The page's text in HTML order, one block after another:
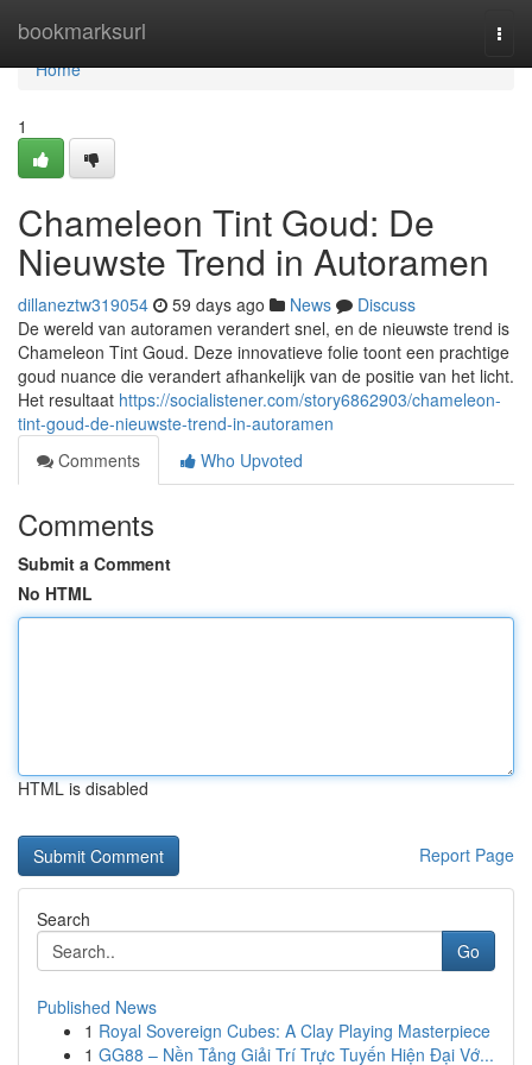
bookmarksurl
Home
Home
1
Chameleon Tint Goud: De
Nieuwste Trend in Autoramen
dillaneztw319054 59 days ago News
Discuss
De wereld van autoramen verandert snel, en de nieuwste trend is
Chameleon Tint Goud. Deze innovatieve folie toont een prachtige
goud nuance die verandert afhankelijk van de positie van het licht.
Het resultaat https://socialistener.com/story6862903/chameleon-
tint-goud-de-nieuwste-trend-in-autoramen
Comments
Who Upvoted
Comments
Submit a Comment
No HTML
HTML is disabled
Report Page
Search
Go
Published News
1 Royal Sovereign Cubes: A Clay Playing Masterpiece
1 GG88 – Nền Tảng Giải Trí Trực Tuyến Hiện Đại Vớ...